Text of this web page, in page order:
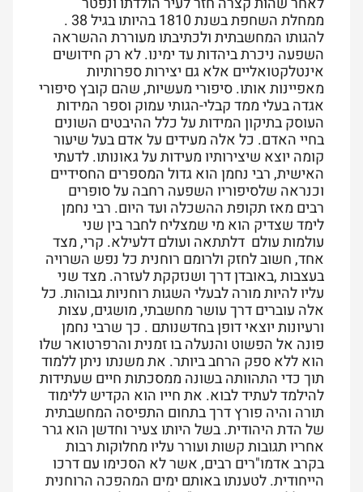
ממחלת השחפת בשנת 1810 בהיותו בגיל 38 .
להגותו המחשבתית ולכתיבתו מעוררת ההשראה
השפעה ניכרת ביהדות עד ימינו. לא רק חידושים
אינטלקטואליים אלא גם יצירות ספרותיות
מאפיינות אותו. סיפורי מעשיות, שהם קובץ סיפורי
אגדה בעלי ממד קבלי-הגותי עמוק וספר המידות
העוסק בתיקון המידות על כלל ההיבטים השונים
בחיי האדם. כל אלה מעידים על אדם בעל שיעור
קומה יוצא שיצירותיו מעידות על גאונותו. לדעתי
האישית, רבי נחמן הוא גדול המספרים החסידיים
וכנראה שלסיפוריו השפעה רחבה על סופרים
רבים מאז תקופת ההשכלה ועד היום. רבי נחמן
לימד שצדיק הוא מי שמצליח לחבר בין שני
עולמות עולם דלתתאה ועולם דלעילא. קרי, מצד
אחד, חשוב לחזק ולרומם רוחנית כל נפש השרויה
בעצבות ,באובדן דרך ושנזקקת לעזרה. מצד שני
עליו להיות מורה לבעלי השגות רוחניות גבוהות. כל
אלה עוברים דרך עושר מחשבתי, מושגים, עצות
ורעיונות יוצאי דופן בחדשנותם . כך שרבי נחמן
פונה אל הפשוט והנעלה בו זמנית והרפרטואר שלו
הוא ללא ספק הרחב ביותר. את משנתו ניתן ללמוד
תוך כדי התהוותה בשונה ממסכתות חיים שעתידות
להילמד לעתיד לבוא. את חייו הוא הקדיש ללימוד
תורה והיה פורץ דרך בתחום התפיסה המחשבתית
של הדת היהודית. בשל היותו צעיר וחדשן הוא גרר
אחריו תגובות קשות ועורר עליו מחלוקות רבות
בקרב אדמו"רים רבים, אשר לא הסכימו עם דרכו
הייחודית. לטענתו באותם ימים המהפכה הרוחנית